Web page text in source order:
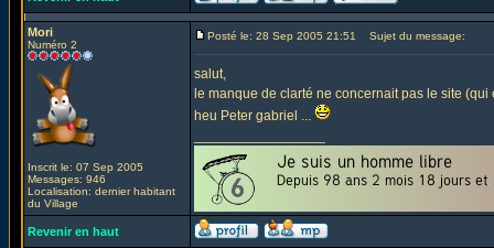
Mori
Numéro 2
Inscrit le: 07 Sep 2005
Messages: 946
Localisation: dernier habitant
du Village
Posté le: 28 Sep 2005 21:51 Sujet du message:
salut,
le manque de clarté ne concernait pas le site
heu Peter gabriel ...
Revenir en haut